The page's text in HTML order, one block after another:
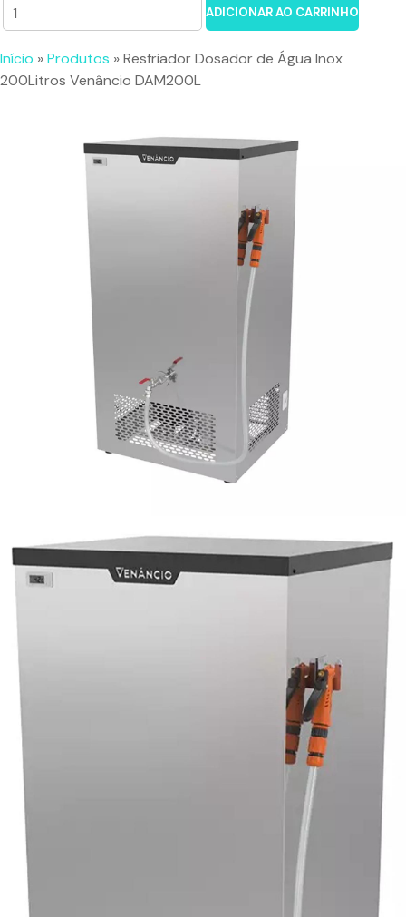
ADICIONAR AO CARRINHO
Início »Produtos »Resfriador Dosador de Água Inox
200Litros Venâncio DAM200L